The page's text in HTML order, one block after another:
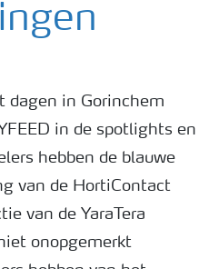
dagen in Gorinchem
in de spotlights en
hebben de blauwe
van de HortiContact
van de YaraTera
onopgemerkt